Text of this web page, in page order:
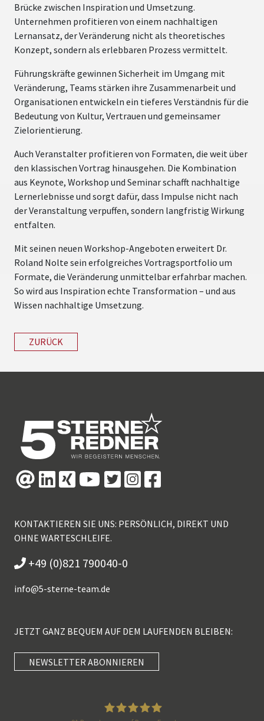
Brücke zwischen Inspiration und Umsetzung.
Unternehmen profitieren von einem nachhaltigen
Lernansatz, der Veränderung nicht als theoretisches
Konzept, sondern als erlebbaren Prozess vermittelt.
Führungskräfte gewinnen Sicherheit im Umgang mit
Veränderung, Teams stärken ihre Zusammenarbeit und
Organisationen entwickeln ein tieferes Verständnis für die
Bedeutung von Kultur, Vertrauen und gemeinsamer
Zielorientierung.
Auch Veranstalter profitieren von Formaten, die weit über
den klassischen Vortrag hinausgehen. Die Kombination
aus Keynote, Workshop und Seminar schafft nachhaltige
Lernerlebnisse und sorgt dafür, dass Impulse nicht nach
der Veranstaltung verpuffen, sondern langfristig Wirkung
entfalten.
Mit seinen neuen Workshop-Angeboten erweitert Dr.
Roland Nolte sein erfolgreiches Vortragsportfolio um
Formate, die Veränderung unmittelbar erfahrbar machen.
So wird aus Inspiration echte Transformation – und aus
Wissen nachhaltige Umsetzung.
ZURÜCK
KONTAKTIEREN SIE UNS: PERSÖNLICH, DIREKT UND
OHNE WARTESCHLEIFE.
+49 (0)821 790040-0
info@5-sterne-team.de
JETZT GANZ BEQUEM AUF DEM LAUFENDEN BLEIBEN:
NEWSLETTER ABONNIEREN